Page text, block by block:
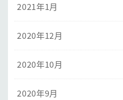
2021年1月
2020年12月
2020年10月
2020年9月